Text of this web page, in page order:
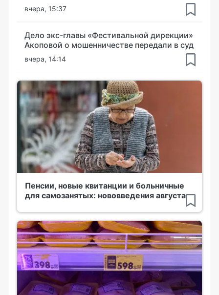
вчера, 15:37
Дело экс-главы «Фестивальной дирекции»
Акоповой о мошенничестве передали в суд
вчера, 14:14
Пенсии, новые квитанции и больничные
для самозанятых: нововведения августа